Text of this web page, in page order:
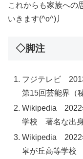
これからも家族への
いきます(^o^)丿
◇脚注
フジテレビ
第15回芸能界（
Wikipedia 2022
学校 著名な出
Wikipedia 2022
皐が丘高等学校